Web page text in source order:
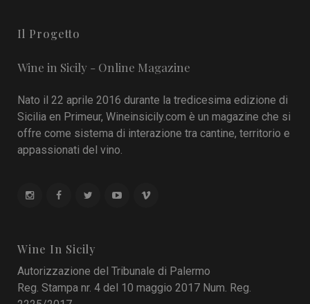
Il Progetto
Wine in Sicily - Online Magazine
Nato il 22 aprile 2016 durante la tredicesima edizione di
Sicilia en Primeur, Wineinsicily.com è un magazine che si
offre come sistema di interazione tra cantine, territorio e
appassionati del vino.
Wine In Sicily
Autorizzazione del Tribunale di Palermo
Reg. Stampa nr. 4 del 10 maggio 2017 Num. Reg.